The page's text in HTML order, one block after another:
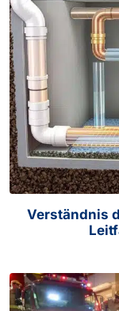
Verständnis